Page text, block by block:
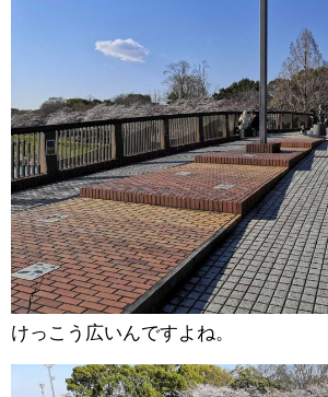
けっこう広いんですよね。